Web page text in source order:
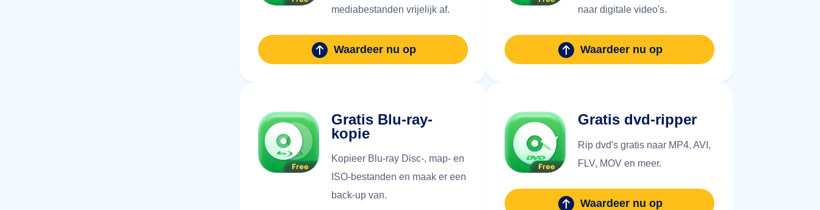
mediabestanden vrijelijk af.
Waardeer nu op
naar digitale video's.
Waardeer nu op
Gratis Blu-ray-
kopie
Kopieer Blu-ray Disc-, map- en
ISO-bestanden en maak er een
back-up van.
Gratis dvd-ripper
Rip dvd's gratis naar MP4, AVI,
FLV, MOV en meer.
Waardeer nu op